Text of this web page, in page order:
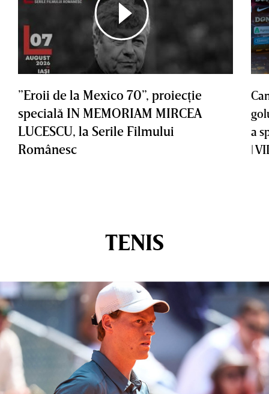
”Eroii de la Mexico 70”, proiecţie
specială IN MEMORIAM MIRCEA
LUCESCU, la Serile Filmului
Românesc
a
|
TENIS